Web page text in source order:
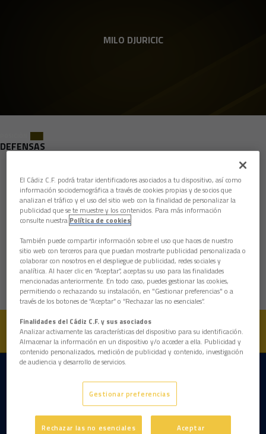
MILO DJURICIC
4
DEFENSAS
Edad
18 años
País
Nacionalidad
Altura
Peso
El Cádiz C.F. podrá tratar identificadores asociados a tu dispositivo, así como
información sociodemográfica a través de cookies propias y de socios que
analizan el tráfico y el uso del sitio web con la finalidad de personalizar la
publicidad que se te muestre y los contenidos. Para más información
consulte nuestra Política de cookies
También puede compartir información sobre el uso que haces de nuestro
sitio web con terceros para que puedan mostrarte publicidad personalizada o
colaborar con nosotros en el despliegue de publicidad, redes sociales y
analítica. Al hacer clic en “Aceptar”, aceptas su uso para las finalidades
mencionadas anteriormente. En todo caso, puedes gestionar las cookies,
permitiendo o rechazando su instalación, en "Gestionar preferencias" o a
través de los botones de “Aceptar” o “Rechazar las no esenciales”.
Finalidades del Cádiz C.F. y sus asociados
Analizar activamente las características del dispositivo para su identificación.
Almacenar la información en un dispositivo y/o acceder a ella. Publicidad y
contenido personalizados, medición de publicidad y contenido, investigación
de audiencia y desarrollo de servicios.
Gestionar preferencias
Rechazar las no esenciales Aceptar